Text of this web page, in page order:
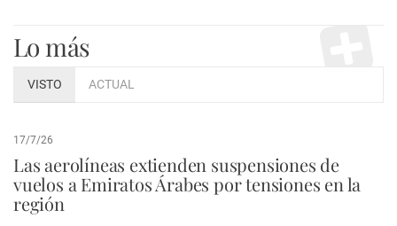
Lo más
VISTO ACTUAL
17/7/26
Las aerolíneas extienden suspensiones de
vuelos a Emiratos Árabes por tensiones en la
región